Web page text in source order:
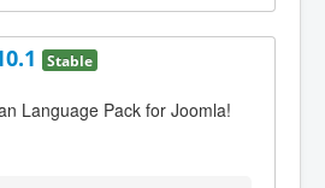
Stable
Language Pack for Joomla!